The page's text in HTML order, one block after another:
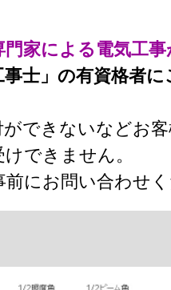
門家による電気工
士」の有資格者
できないなどお
できません。
前にお問い合わせ